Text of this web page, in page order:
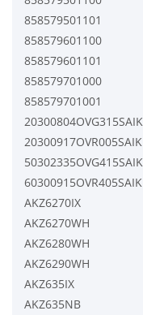
858579501101
858579601100
858579601101
858579701000
858579701001
20300804OVG315SAIK
20300917OVR005SAIK
50302335OVG415SAIK
60300915OVR405SAIK
AKZ6270IX
AKZ6270WH
AKZ6280WH
AKZ6290WH
AKZ635IX
AKZ635NB